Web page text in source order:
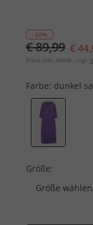
- 50%
€ 89,99 €
Preis inkl. MwSt. zzgl.
Farbe: dunkel
Größe:
Größe wählen